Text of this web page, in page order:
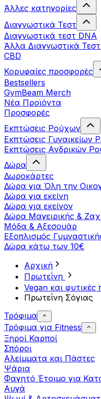
Άλλες κατηγορίες
Διαγνωστικά Τεστ
Διαγνωστικά τεστ DNA
Άλλα Διαγνωστικά Τεστ
CBD
Κορυφαίες προσφορές
Bestsellers
GymBeam Merch
Νέα Προϊόντα
Προσφορές
Εκπτώσεις Ρούχων
Εκπτώσεις Γυναικείων
Εκπτώσεις Aνδρικών
Δώρα
Δωροκάρτες
Δώρα για Όλη την
Δώρα για εκείνη
Δώρα για εκείνον
Δώρα Μαγειρικής &
Μόδα & Αξεσουάρ
Εξοπλισμός
Δώρα κάτω των 10€
Αρχική
Πρωτεΐνη
Vegan και φυτικές
Πρωτεΐνη Σόγιας
Τρόφιμα
Τρόφιμα για Fitness
Ξηροί Καρποί
Σπόροι
Αλείμματα και Πάστες
Ψάρια
Φαγητό Έτοιμο για
Αυγά